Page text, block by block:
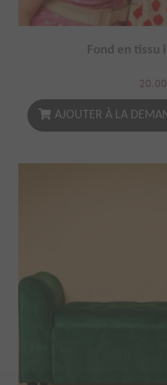
Fond en tissu
20.00
AJOUTER À LA